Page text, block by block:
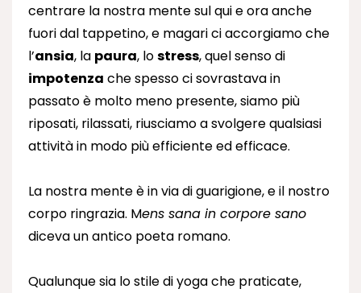
centrare la nostra mente sul qui e ora anche
fuori dal tappetino, e magari ci accorgiamo che
l’ansia, la paura, lostress, quel senso di
impotenza che spesso ci sovrastava in
passato è molto meno presente, siamo più
riposati, rilassati, riusciamo a svolgere qualsiasi
attività in modo più efficiente ed efficace.
La nostra mente è in via di guarigione, e il nostro
corpo ringrazia. Mens sana in corpore sano
diceva un antico poeta romano.
Qualunque sia lo stile di yoga che praticate,